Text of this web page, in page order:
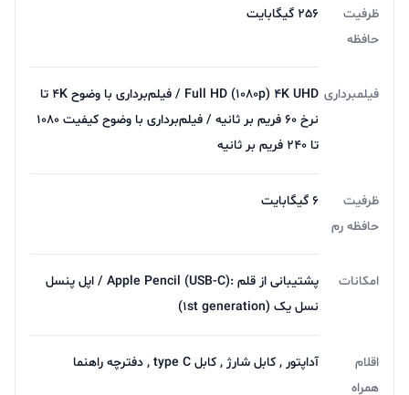
ظرفیت
حافظه
256 گیگابایت
فیلمبرداری
Full HD (۱۰۸۰p) ۴K UHD / فیلم‌برداری با وضوح ۴K تا
نرخ ۶۰ فریم بر ثانیه / فیلم‌برداری با وضوح کیفیت ۱۰۸۰
تا ۲۴۰ فریم بر ثانیه
ظرفیت
حافظه رم
6 گیگابایت
امکانات
پشتیبانی از قلم :Apple Pencil (USB‑C) / اپل پنسل
نسل یک (۱st generation)
اقلام
همراه
آداپتور , کابل شارژ , کابل type C , دفترچه‌ راهنما